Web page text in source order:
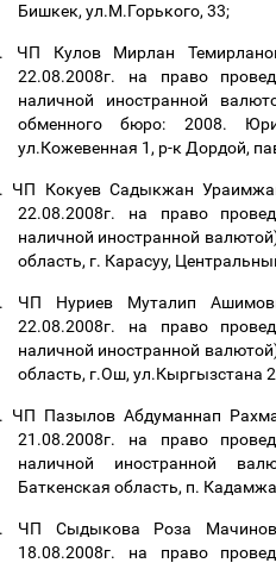
Бишкек, ул.М.Горького, 33;
ЧП Кулов Мирлан
22.08.2008г. на право
наличной иностранной
обменного бюро: 2008.
ул.Кожевенная 1, р-к Дордой,
ЧП Кокуев Садыкжан
22.08.2008г. на право
наличной иностранной
область, г. Карасуу,
ЧП Нуриев Муталип
22.08.2008г. на право
наличной иностранной
область, г.Ош, ул.Кыргызстана
ЧП Пазылов Абдуманнап
21.08.2008г. на право
наличной иностранной
Баткенская область, п.
ЧП Сыдыкова Роза
18.08.2008г. на право